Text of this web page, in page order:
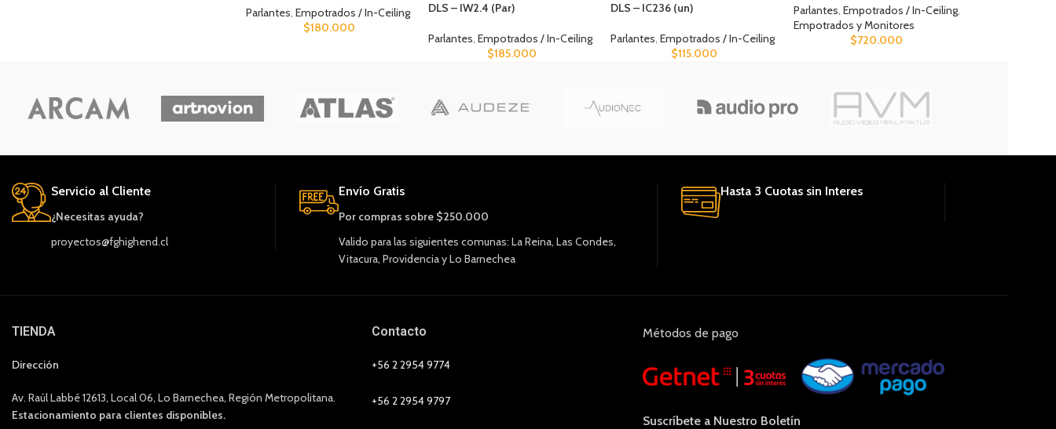
Parlantes, Empotrados / In-Ceiling
$180.000
DLS – IW2.4 (Par)
Parlantes, Empotrados / In-Ceiling
$185.000
DLS – IC236 (un)
Parlantes, Empotrados / In-Ceiling
$115.000
Parlantes, Empotrados / In-Ceiling,
Empotrados y Monitores
$720.000
Servicio al Cliente
¿Necesitas ayuda?
proyectos@fghighend.cl
Envío Gratis
Por compras sobre $250.000
Valido para las siguientes comunas: La Reina, Las Condes,
Vitacura, Providencia y Lo Barnechea
Hasta 3 Cuotas sin Interes
TIENDA
Dirección
Av. Raúl Labbé 12613, Local 06, Lo Barnechea, Región Metropolitana.
Estacionamiento para clientes disponibles.
Contacto
+56 2 2954 9774
+56 2 2954 9797
Métodos de pago
Suscríbete a Nuestro Boletín